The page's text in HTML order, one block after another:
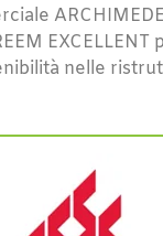
EXCELLENT
nelle